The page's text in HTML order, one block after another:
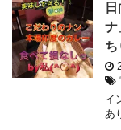
ナ
ち
イ
あ